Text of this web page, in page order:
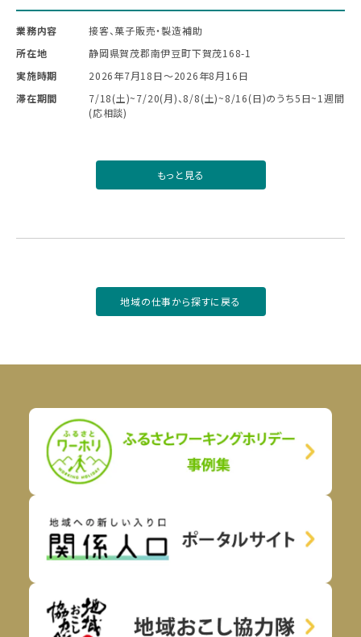
業務内容
接客、菓子販売・製造補助
所在地
静岡県賀茂郡南伊豆町下賀茂168-1
実施時期
2026年7月18日〜2026年8月16日
滞在期間
7/18(土)~7/20(月)、8/8(土)~8/16(日)のうち5日~1週間
(応相談)
もっと見る
地域の仕事から探すに戻る